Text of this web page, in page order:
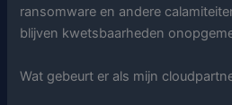
ransomware en andere
blijven kwetsbaarheden
Wat gebeurt er als mijn